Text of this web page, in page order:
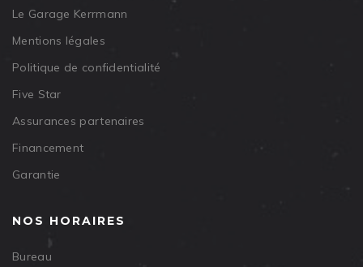
Le Garage Kerrmann
Mentions légales
Politique de confidentialité
Five Star
Assurances partenaires
Financement
Garantie
NOS HORAIRES
Bureau